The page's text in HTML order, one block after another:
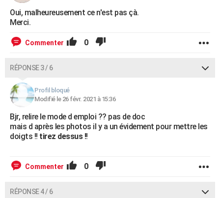
Oui, malheureusement ce n'est pas çà.
Merci.
Commenter 0
RÉPONSE 3 / 6
Profil bloqué
Modifié le 26 févr. 2021 à 15:36
Bjr, relire le mode d emploi ?? pas de doc
mais d après les photos il y a un évidement pour mettre les
doigts !! tirez dessus !!
Commenter 0
RÉPONSE 4 / 6